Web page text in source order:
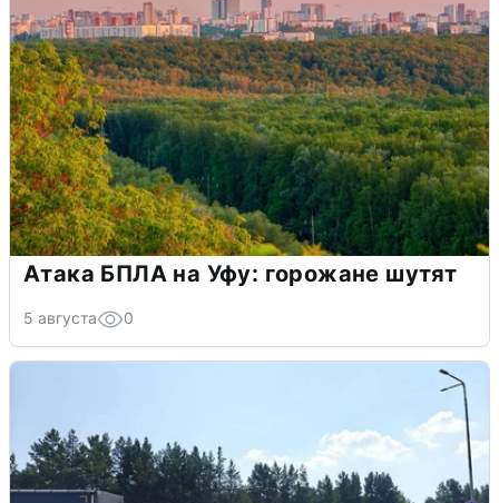
Атака БПЛА на Уфу: горожане шутят
5 августа 0